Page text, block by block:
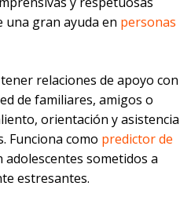
una gran ayuda en personas
relaciones de apoyo con
de familiares, amigos o
orientación y asistencia
Funciona como predictor de
adolescentes sometidos a
estresantes.